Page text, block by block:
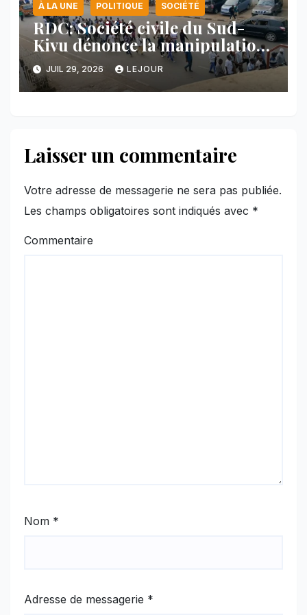
À LA UNE POLITIQUE SOCIÉTÉ
RDC: Société civile du Sud-
Kivu dénonce la manipulation
des manifestations par
l’AFC/M23
JUIL 29, 2026 LEJOUR
Laisser un commentaire
Votre adresse de messagerie ne sera pas publiée.
Les champs obligatoires sont indiqués avec *
Commentaire
Nom *
Adresse de messagerie *